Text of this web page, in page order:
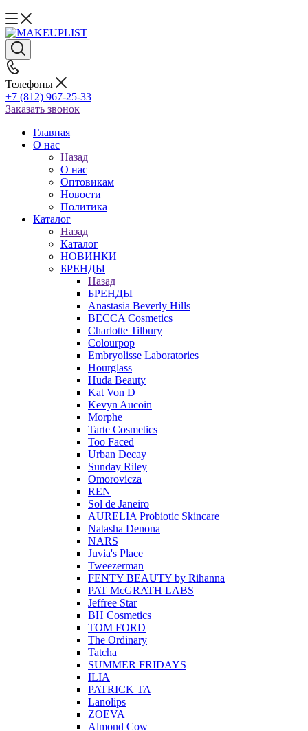
Телефоны
+7 (812) 967-25-33
Заказать звонок
Главная
О нас
Назад
О нас
Оптовикам
Новости
Политика
Каталог
Назад
Каталог
НОВИНКИ
БРЕНДЫ
Назад
БРЕНДЫ
Anastasia Beverly Hills
BECCA Cosmetics
Charlotte Tilbury
Colourpop
Embryolisse Laboratories
Hourglass
Huda Beauty
Kat Von D
Kevyn Aucoin
Morphe
Tarte Cosmetics
Too Faced
Urban Decay
Sunday Riley
Omorovicza
REN
Sol de Janeiro
AURELIA Probiotic Skincare
Natasha Denona
NARS
Juvia's Place
Tweezerman
FENTY BEAUTY by Rihanna
PAT McGRATH LABS
Jeffree Star
BH Cosmetics
TOM FORD
The Ordinary
Tatcha
SUMMER FRIDAYS
ILIA
PATRICK TA
Lanolips
ZOEVA
Almond Cow